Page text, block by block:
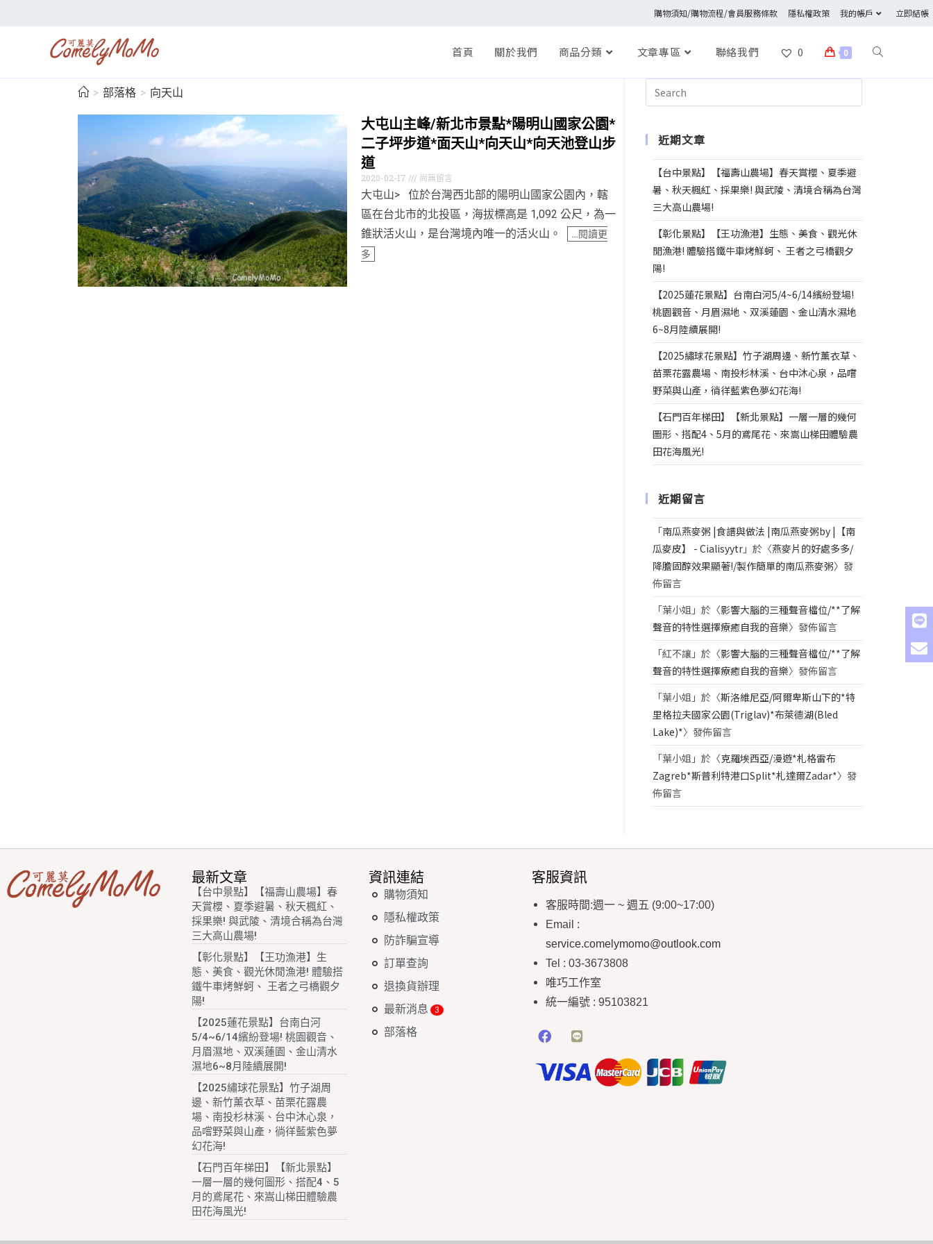
購物須知/購物流程/會員服務條款 隱私權政策 我的帳戶 立即結帳
首頁 關於我們 商品分類 文章專區 聯絡我們 0 0
> 部落格 > 向天山
大屯山主峰/新北市景點*陽明山國家公園*
二子坪步道*面天山*向天山*向天池登山步
道
2020-02-17 尚無留言
大屯山> 位於台灣西北部的陽明山國家公園內，轄
區在台北市的北投區，海拔標高是 1,092 公尺，為一
錐狀活火山，是台灣境內唯一的活火山。
…閱讀更
多
近期文章
【台中景點】【福壽山農場】春天賞櫻、夏季避
暑、秋天楓紅、採果樂! 與武陵、清境合稱為台灣
三大高山農場!
【彰化景點】【王功漁港】生態、美食、觀光休
閒漁港! 體驗搭鐵牛車烤鮮蚵、 王者之弓橋觀夕
陽!
【2025蓮花景點】台南白河5/4~6/14繽紛登場!
桃園觀音、月眉濕地、双溪蓮園、金山清水濕地
6~8月陸續展開!
【2025繡球花景點】竹子湖周邊、新竹薰衣草、
苗栗花露農場、南投杉林溪、台中沐心泉，品嚐
野菜與山產，徜徉藍紫色夢幻花海!
【石門百年梯田】【新北景點】一層一層的幾何
圖形、搭配4、5月的鳶尾花、來嵩山梯田體驗農
田花海風光!
近期留言
「南瓜燕麥粥 |食譜與做法 |南瓜燕麥粥by |【南
瓜麥皮】 - Cialisyytr 」於〈燕麥片的好處多多/
降膽固醇效果顯著!/製作簡單的南瓜燕麥粥〉發
佈留言
「葉小姐 」於〈影響大腦的三種聲音檔位/**了解
聲音的特性選擇療癒自我的音樂〉發佈留言
「紅不讓 」於〈影響大腦的三種聲音檔位/**了解
聲音的特性選擇療癒自我的音樂〉發佈留言
「葉小姐 」於〈斯洛維尼亞/阿爾卑斯山下的*特
里格拉夫國家公園(Triglav)*布萊德湖(Bled
Lake)*〉發佈留言
「葉小姐 」於〈克羅埃西亞/漫遊*札格雷布
Zagreb*斯普利特港口Split*札達爾Zadar*〉發
佈留言
最新文章
【台中景點】【福壽山農場】春
天賞櫻、夏季避暑、秋天楓紅、
採果樂! 與武陵、清境合稱為台灣
三大高山農場!
【彰化景點】【王功漁港】生
態、美食、觀光休閒漁港! 體驗搭
鐵牛車烤鮮蚵、 王者之弓橋觀夕
陽!
【2025蓮花景點】台南白河
5/4~6/14繽紛登場! 桃園觀音、
月眉濕地、双溪蓮園、金山清水
濕地6~8月陸續展開!
【2025繡球花景點】竹子湖周
邊、新竹薰衣草、苗栗花露農
場、南投杉林溪、台中沐心泉，
品嚐野菜與山產，徜徉藍紫色夢
幻花海!
【石門百年梯田】【新北景點】
一層一層的幾何圖形、搭配4、5
月的鳶尾花、來嵩山梯田體驗農
田花海風光!
資訊連結
購物須知
隱私權政策
防詐騙宣導
訂單查詢
退換貨辦理
最新消息
部落格
客服資訊
客服時間:週一 ~ 週五 (9:00~17:00)
Email :
service.comelymomo@outlook.com
Tel : 03-3673808
唯巧工作室
統一編號 : 95103821